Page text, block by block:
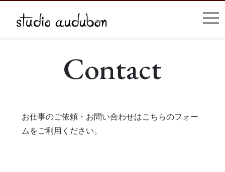
Contact
お仕事のご依頼・お問い合わせはこちらのフォー
ムをご利用ください。